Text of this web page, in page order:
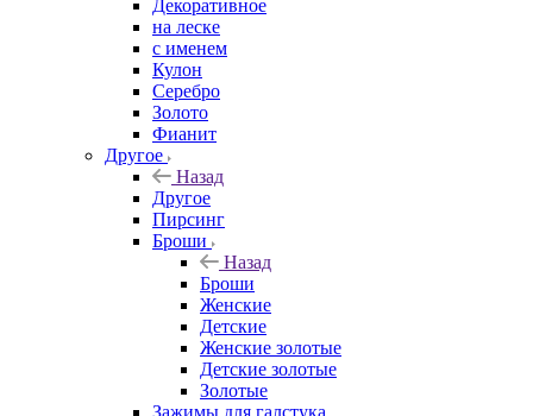
Декоративное
на леске
с именем
Кулон
Серебро
Золото
Фианит
Другое
Назад
Другое
Пирсинг
Броши
Назад
Броши
Женские
Детские
Женские золотые
Детские золотые
Золотые
Зажимы для галстука